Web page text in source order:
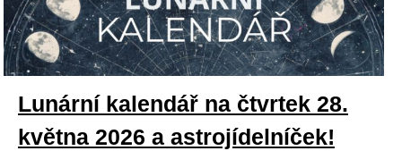
Lunární kalendář na čtvrtek 28.
května 2026 a astrojídelníček!